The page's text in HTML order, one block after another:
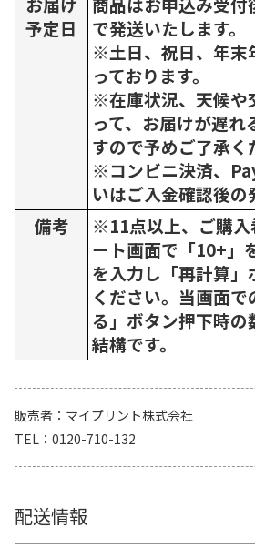
予定日
で発送いたします。
※土日、祝日、年末
っております。
※在庫状況、天候や
って、お届けが遅れ
すので予めご了承く
※コンビニ決済、
いはご入金確認後の
備考
※11点以上、ご購入
ート画面で「10+」
を入力し「再計算」
ください。当画面
る」ボタン押下時
結構です。
販売者
マイプリント株式会社
TEL
0120-710-132
配送情報